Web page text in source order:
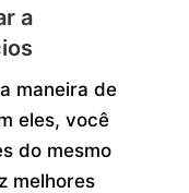
a
maneira de
eles, você
do mesmo
melhores